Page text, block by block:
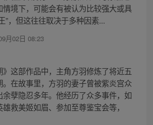
情境下，可能会有被认为比较强大或具
”，但这往往取决于多种因素...
月02日 08:23
》这部作品中，主角方羽修炼了将近五
。在故事里，方羽的妻子曾被紫炎宫众
余孽隐忍多年。他经历了众多事件，如
救美姬如眉、参加至尊鉴宝会等，